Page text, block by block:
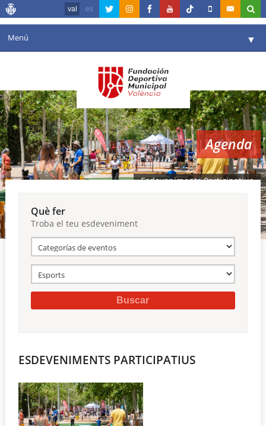
val es
Menú ▼
Agenda
Instal·lacions ▼
Comunicació ▼
València en esport ▼
Reserves
Agenda
Esdeveniments Participatius
Què fer
Troba el teu esdeveniment
ESDEVENIMENTS PARTICIPATIUS